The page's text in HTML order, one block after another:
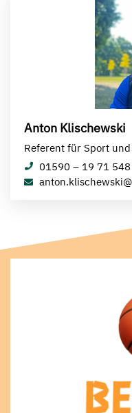
Anton Klischewski
Referent für Sport
01590 – 19 71 548